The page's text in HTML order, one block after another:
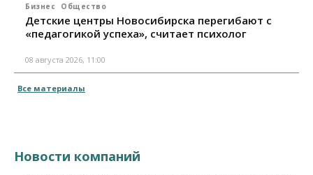
Бизнес Общество
Детские центры Новосибирска перегибают с
«педагогикой успеха», считает психолог
08 августа 2026, 11:00
Все материалы
Новости компаний